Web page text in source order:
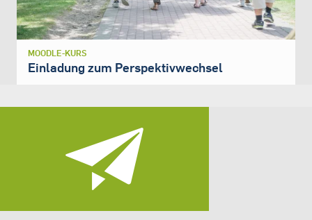
MOODLE-KURS
Einladung zum Perspektivwechsel